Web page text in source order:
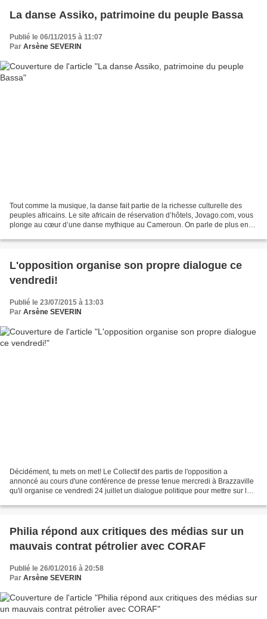
La danse Assiko, patrimoine du peuple Bassa
Publié le 06/11/2015 à 11:07
Par Arsène SEVERIN
Tout comme la musique, la danse fait partie de la richesse culturelle des
peuples africains. Le site africain de réservation d’hôtels, Jovago.com, vous
plonge au cœur d’une danse mythique au Cameroun. On parle de plus en
L'opposition organise son propre dialogue ce
vendredi!
Publié le 23/07/2015 à 13:03
Par Arsène SEVERIN
Décidément, tu mets on met! Le Collectif des partis de l'opposition a
annoncé au cours d'une conférence de presse tenue mercredi à Brazzaville
qu'il organise ce vendredi 24 juillet un dialogue politique pour mettre sur la
Philia répond aux critiques des médias sur un
mauvais contrat pétrolier avec CORAF
Publié le 26/01/2016 à 20:58
Par Arsène SEVERIN